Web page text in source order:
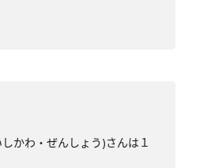
かわ・ぜんしょう)さんは１